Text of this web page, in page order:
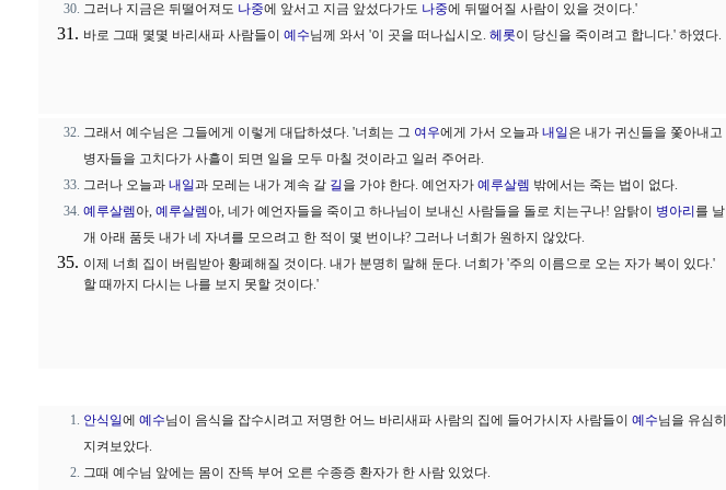
그러나 지금은 뒤떨어져도 나중에 앞서고 지금 앞섰다가도 나중에 뒤떨어질 사람이 있을 것이다.'
바로 그때 몇몇 바리새파 사람들이 예수님께 와서 '이 곳을 떠나십시오. 헤롯이 당신을 죽이려고 합니다.' 하였다.
그래서 예수님은 그들에게 이렇게 대답하셨다. '너희는 그 여우에게 가서 오늘과 내일 은 내가 귀신들을 쫓아내고
병자들을 고치다가 사흘이 되면 일을 모두 마칠 것이라고 일러 주어라.
그러나 오늘과 내일과 모레는 내가 계속 갈 길 을 가야 한다. 예언자가 예루살렘 밖에서는 죽는 법이 없다.
예루살렘아, 예루살렘아, 네가 예언자들을 죽이고 하나님이 보내신 사람들을 돌로 치는구나! 암탉이 병아리 를 날
개 아래 품듯 내가 네 자녀를 모으려고 한 적이 몇 번이냐? 그러나 너희가 원하지 않았다.
이제 너희 집이 버림받아 황폐해질 것이다. 내가 분명히 말해 둔다. 너희가 '주의 이름으로 오는 자가 복이 있다.'
할 때까지 다시는 나를 보지 못할 것이다.'
안식일에 예수님이 음식을 잡수시려고 저명한 어느 바리새파 사람의 집에 들어가시자 사람들이 예수님을 유심히
지켜보았다.
그때 예수님 앞에는 몸이 잔뜩 부어 오른 수종증 환자가 한 사람 있었다.